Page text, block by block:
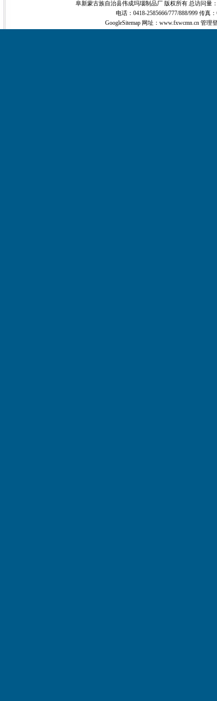
阜新蒙古族自治县伟成玛瑙制品厂 版权所有 总访问量
电话：0418-2585666/777/888/999 传真
GoogleSitemap网址：www.fxwcmn.cn 管理